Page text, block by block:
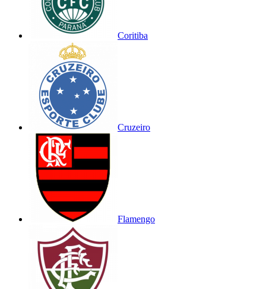
Coritiba
Cruzeiro
Flamengo